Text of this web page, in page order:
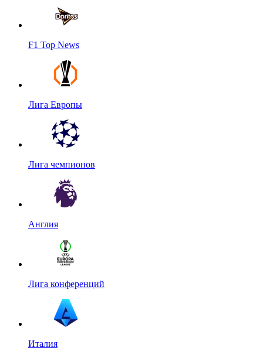
F1 Top News
Лига Европы
Лига чемпионов
Англия
Лига конференций
Италия